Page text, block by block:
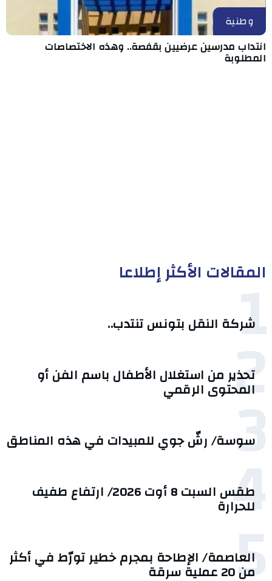
وطنية
انتداب مدرسين عرضيين بقفصة.. وهذه الاختصاصات
المطلوبة
المقالات الأكثر إطلاعا
1
شركة النقل بتونس تنتدب..
2
تحذير من استغلال الأطفال باسم الفن أو
المحتوى الرقمي
3
سوسة/ رشّ جوي للمبيدات في هذه المناطق
4 طقس السبت 8 أوت 2026/ ارتفاع طفيف
للحرارة
5
العاصمة/ الإطاحة بمجرم خطير تورّط في أكثر
من 20 عملية سرقة